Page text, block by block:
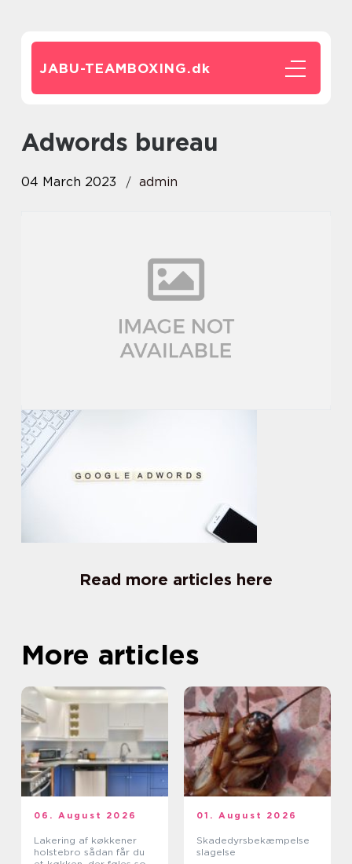
JABU-TEAMBOXING.dk
Adwords bureau
04 March 2023 admin
Read more articles here
More articles
06. August 2026
Lakering af køkkener
holstebro sådan får du
01. August 2026
Skadedyrsbekæmpelse
slagelse